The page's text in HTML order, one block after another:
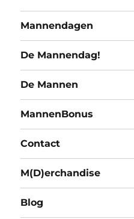
Mannendagen
De Mannendag!
De Mannen
MannenBonus
Contact
M(D)erchandise
Blog